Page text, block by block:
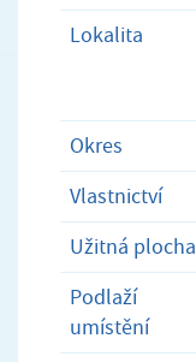
Lokalita
Okres
Vlastnictví
Užitná plocha
Podlaží
umístění